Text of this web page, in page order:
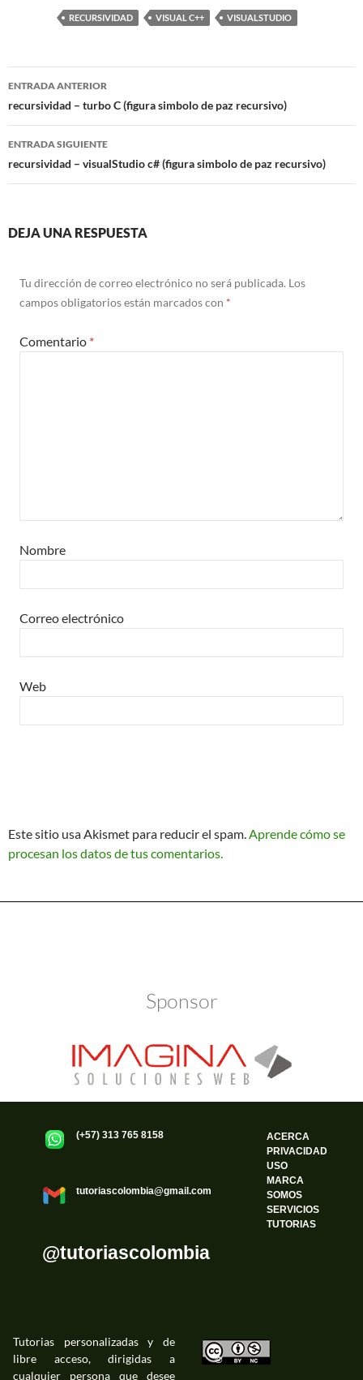
RECURSIVIDAD VISUAL C++ VISUALSTUDIO
Navegación
de
entradas
ENTRADA ANTERIOR
recursividad – turbo C (figura simbolo de paz recursivo)
ENTRADA SIGUIENTE
recursividad – visualStudio c# (figura simbolo de paz recursivo)
DEJA UNA RESPUESTA
Tu dirección de correo electrónico no será publicada. Los
campos obligatorios están marcados con *
Comentario *
Nombre
Correo electrónico
Web
Este sitio usa Akismet para reducir el spam.Aprende cómo se
procesan los datos de tus comentarios.
Sponsor
(+57) 313 765 8158
tutoriascolombia@gmail.com
@tutoriascolombia
ACERCA
PRIVACIDAD
USO
MARCA
SOMOS
SERVICIOS
TUTORIAS
Tutorias personalizadas y de
libre acceso, dirigidas a
cualquier persona que desee
©